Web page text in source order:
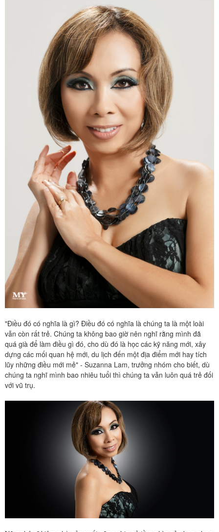
"Điều đó có nghĩa là gì? Điều đó có nghĩa là chúng ta là một loài
vẫn còn rất trẻ. Chúng ta không bao giờ nên nghĩ rằng mình đã
quá già để làm điều gì đó, cho dù đó là học các kỹ năng mới, xây
dựng các mối quan hệ mới, du lịch đến một địa điểm mới hay tích
lũy những điều mới mẻ" - Suzanna Lam, trưởng nhóm cho biết, dù
chúng ta nghĩ mình bao nhiêu tuổi thì chúng ta vẫn luôn quá trẻ đối
với vũ trụ.